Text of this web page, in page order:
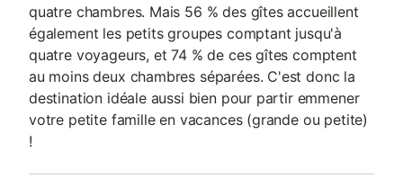
quatre chambres. Mais 56 % des gîtes accueillent
également les petits groupes comptant jusqu'à
quatre voyageurs, et 74 % de ces gîtes comptent
au moins deux chambres séparées. C'est donc la
destination idéale aussi bien pour partir emmener
votre petite famille en vacances (grande ou petite)
!